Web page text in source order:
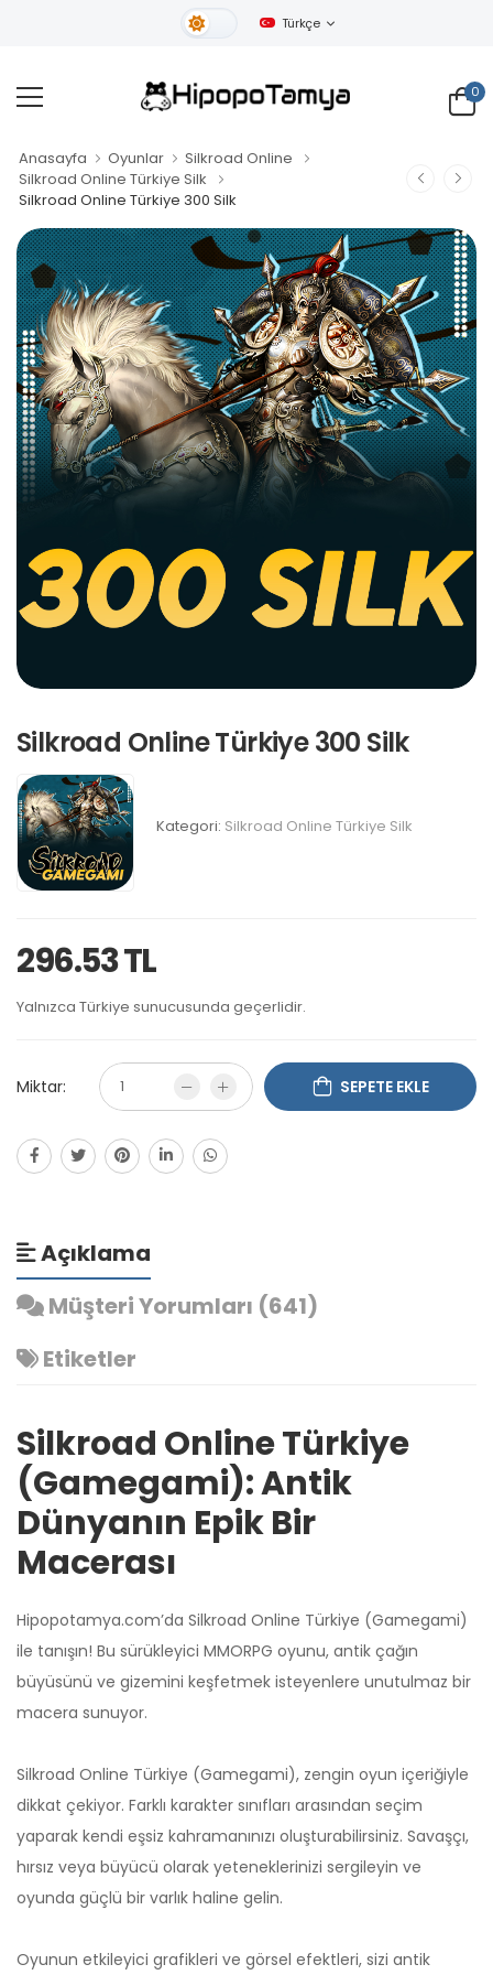
Gündüz Tema
Türkçe
0
Anasayfa Oyunlar
Silkroad Online
Silkroad Online Türkiye Silk
Silkroad Online Türkiye 300 Silk
Silkroad Online Türkiye 300 Silk
Kategori: Silkroad Online Türkiye Silk
296.53 TL
Yalnızca Türkiye sunucusunda geçerlidir.
Miktar: SEPETE EKLE
Açıklama
Müşteri Yorumları (641)
Etiketler
Silkroad Online Türkiye
(Gamegami): Antik
Dünyanın Epik Bir
Macerası
Hipopotamya.com’da Silkroad Online Türkiye (Gamegami)
ile tanışın! Bu sürükleyici MMORPG oyunu, antik çağın
büyüsünü ve gizemini keşfetmek isteyenlere unutulmaz bir
macera sunuyor.
Silkroad Online Türkiye (Gamegami), zengin oyun içeriğiyle
dikkat çekiyor. Farklı karakter sınıfları arasından seçim
yaparak kendi eşsiz kahramanınızı oluşturabilirsiniz. Savaşçı,
hırsız veya büyücü olarak yeteneklerinizi sergileyin ve
oyunda güçlü bir varlık haline gelin.
Oyunun etkileyici grafikleri ve görsel efektleri, sizi antik